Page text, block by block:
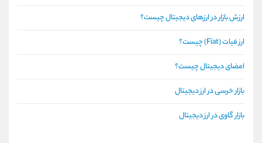
ارزش بازار در ارزهای دیجیتال چیست؟
ارز فیات (Fiat) چیست؟
امضای دیجیتال چیست؟
بازار خرسی در ارز دیجیتال
بازار گاوی در ارز دیجیتال